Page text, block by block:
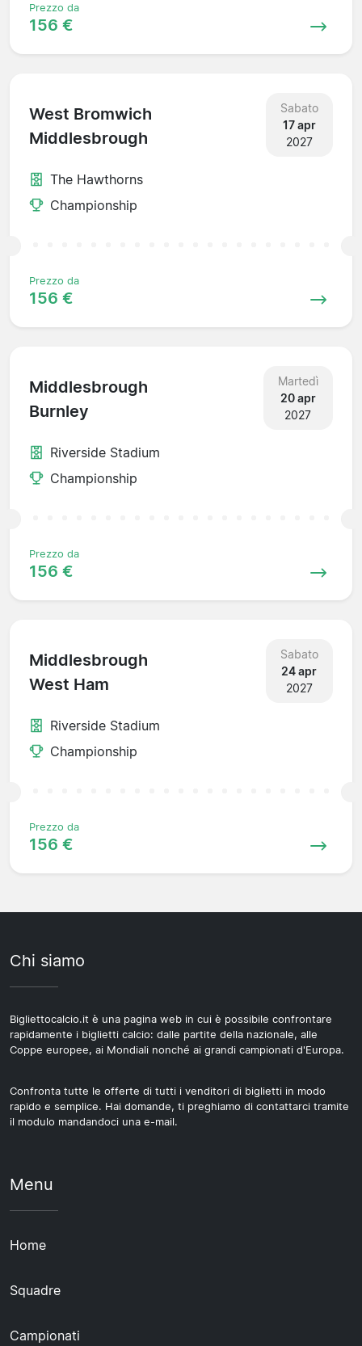
Prezzo da
156 €
West Bromwich
Middlesbrough
Sabato
17 apr
2027
The Hawthorns
Championship
Prezzo da
156 €
Middlesbrough
Burnley
Martedì
20 apr
2027
Riverside Stadium
Championship
Prezzo da
156 €
Middlesbrough
West Ham
Sabato
24 apr
2027
Riverside Stadium
Championship
Prezzo da
156 €
Chi siamo
Bigliettocalcio.it è una pagina web in cui è possibile confrontare
rapidamente i biglietti calcio: dalle partite della nazionale, alle
Coppe europee, ai Mondiali nonché ai grandi campionati d'Europa.
Confronta tutte le offerte di tutti i venditori di biglietti in modo
rapido e semplice. Hai domande, ti preghiamo di contattarci tramite
il modulo mandandoci una e-mail.
Menu
Home
Squadre
Campionati